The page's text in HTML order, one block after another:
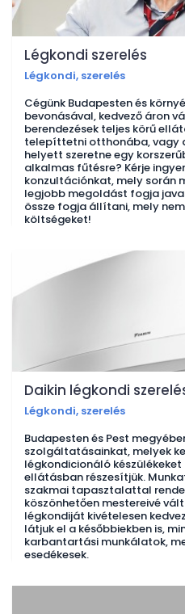
Légkondi szerelés
Légkondi, szerelés
Cégünk Budapesten és
bevonásával, kedvező áron
berendezések teljes körű
telepíttetni otthonába, vagy
helyett szeretne egy
alkalmas fűtésre? Kérje
konzultációnkat, mely során
legjobb megoldást fogja
össze fogja állítani, mely
költségeket!
Daikin légkondi
Légkondi, szerelés
Budapesten és Pest
szolgáltatásainkat, melyek
légkondicionáló
ellátásban részesítjük.
szakmai tapasztalattal
köszönhetően mestereivé
légkondiját kivételesen
látjuk el a későbbiekben is,
karbantartási munkálatok,
esedékesek.